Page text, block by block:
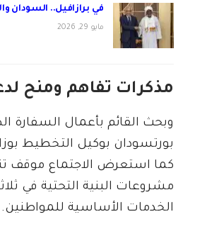
في برازافيل.. السودان
مايو 29, 2026
مذكرات تفاهم ومنح
وبحث القائم بأعمال السفارة
بورتسودان بوكيل التخطيط
مشروعات البنية التحتية في
الخدمات الأساسية للمواطنين.